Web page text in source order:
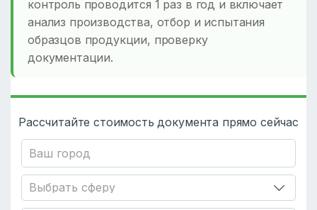
контроль проводится 1 раз в год и включает
анализ производства, отбор и испытания
образцов продукции, проверку
документации.
Рассчитайте стоимость документа прямо сейчас